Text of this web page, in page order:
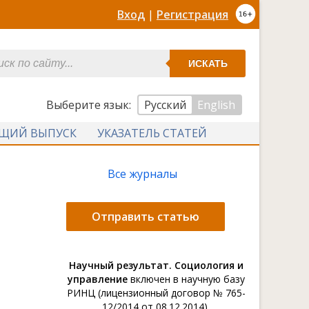
Вход | Регистрация
ИСКАТЬ
Выберите язык: Русский
English
ВЫПУСК
УКАЗАТЕЛЬ СТАТЕЙ
Все журналы
Отправить статью
Научный результат. Социология и
управлениевключен в научную базу
РИНЦ (лицензионный договор № 765-